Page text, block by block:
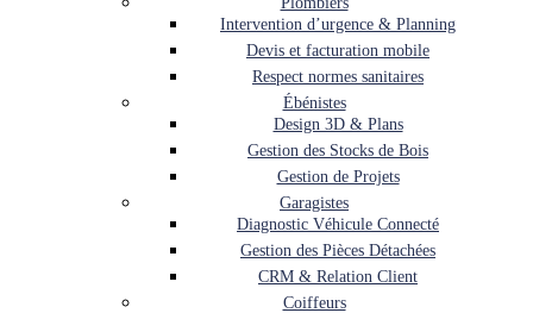
Intervention d’urgence & Planning
Devis et facturation mobile
Respect normes sanitaires
Ébénistes
Design 3D & Plans
Gestion des Stocks de Bois
Gestion de Projets
Garagistes
Diagnostic Véhicule Connecté
Gestion des Pièces Détachées
CRM & Relation Client
Coiffeurs